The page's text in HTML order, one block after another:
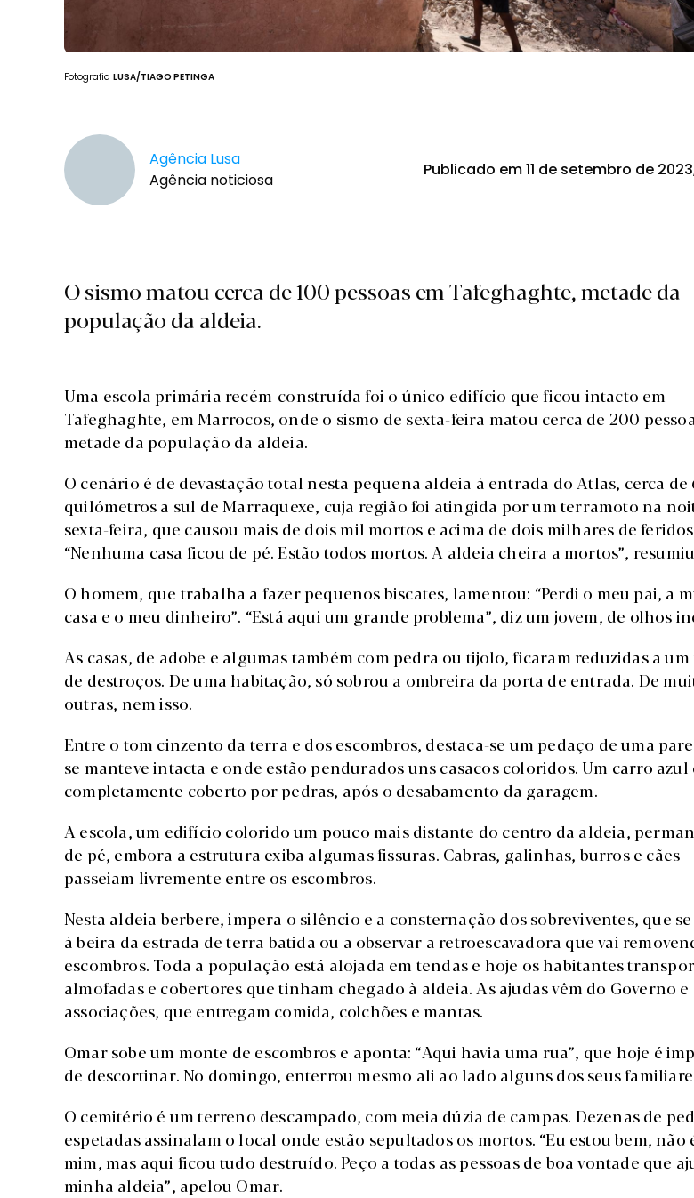
Fotografia LUSA/TIAGO PETINGA
Agência Lusa
Agência noticiosa
Publicado em 11 de setembro de 2023,
O sismo matou cerca de 100 pessoas em Tafeghaghte, metade da
população da aldeia.
Uma escola primária recém-construída foi o único edifício que ficou intacto em
Tafeghaghte, em Marrocos, onde o sismo de sexta-feira matou cerca de 200
metade da população da aldeia.
O cenário é de devastação total nesta pequena aldeia à entrada do Atlas, cerca de
quilómetros a sul de Marraquexe, cuja região foi atingida por um terramoto na
sexta-feira, que causou mais de dois mil mortos e acima de dois milhares de
“Nenhuma casa ficou de pé. Estão todos mortos. A aldeia cheira a mortos”,
O homem, que trabalha a fazer pequenos biscates, lamentou: “Perdi o meu pai, a
casa e o meu dinheiro”. “Está aqui um grande problema”, diz um jovem, de olhos
As casas, de adobe e algumas também com pedra ou tijolo, ficaram reduzidas a
de destroços. De uma habitação, só sobrou a ombreira da porta de entrada. De
outras, nem isso.
Entre o tom cinzento da terra e dos escombros, destaca-se um pedaço de uma
se manteve intacta e onde estão pendurados uns casacos coloridos. Um carro azul
completamente coberto por pedras, após o desabamento da garagem.
A escola, um edifício colorido um pouco mais distante do centro da aldeia,
de pé, embora a estrutura exiba algumas fissuras. Cabras, galinhas, burros e cães
passeiam livremente entre os escombros.
Nesta aldeia berbere, impera o silêncio e a consternação dos sobreviventes, que
à beira da estrada de terra batida ou a observar a retroescavadora que vai
escombros. Toda a população está alojada em tendas e hoje os habitantes
almofadas e cobertores que tinham chegado à aldeia. As ajudas vêm do Governo e
associações, que entregam comida, colchões e mantas.
Omar sobe um monte de escombros e aponta: “Aqui havia uma rua”, que hoje é
de descortinar. No domingo, enterrou mesmo ali ao lado alguns dos seus
O cemitério é um terreno descampado, com meia dúzia de campas. Dezenas de
espetadas assinalam o local onde estão sepultados os mortos. “Eu estou bem, não
mim, mas aqui ficou tudo destruído. Peço a todas as pessoas de boa vontade que
minha aldeia”, apelou Omar.